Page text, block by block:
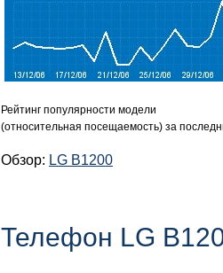
Рейтинг популярности модели
(относительная посещаемость) за
Обзор: LG B1200
Телефон LG